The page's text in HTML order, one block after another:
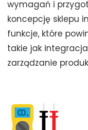
wymagań i
koncepcję sklepu
funkcje, które
takie jak
zarządzanie